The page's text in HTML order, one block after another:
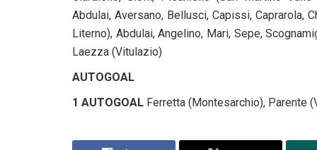
Abdulai, Aversano, Bellusci, Capissi,
Literno), Abdulai, Angelino, Mari, Sepe,
Laezza (Vitulazio)
AUTOGOAL
1 AUTOGOAL Ferretta (Montesarchio), Parente